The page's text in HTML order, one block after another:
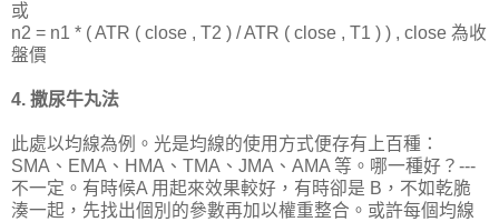
或
n2 = n1 * ( ATR ( close , T2 ) / ATR ( close , T1 ) ) , close 為收
盤價
4. 撒尿牛丸法
此處以均線為例。光是均線的使用方式便存有上百種：
SMA、EMA、HMA、TMA、JMA、AMA 等。哪一種好？---
不一定。有時候A 用起來效果較好，有時卻是 B，不如乾脆
湊一起，先找出個別的參數再加以權重整合。或許每個均線